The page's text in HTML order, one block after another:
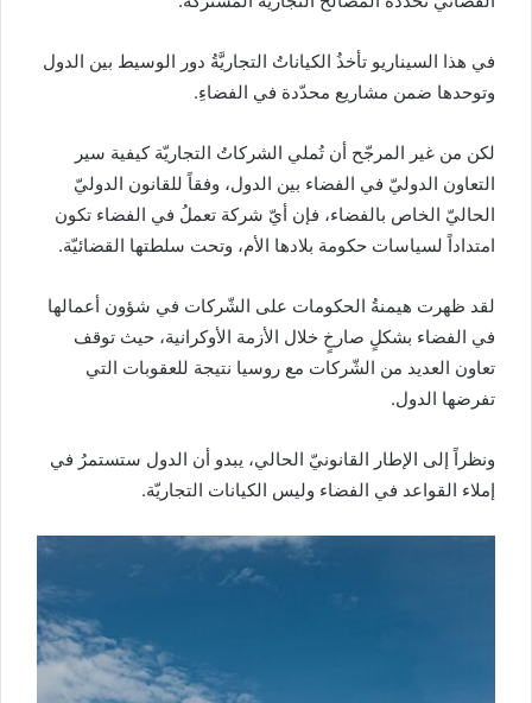
في هذا السيناريو تأخذُ الكياناتُ التجاريَّةُ دور الوسيط بين الدول
وتوحدها ضمن مشاريع محدّدة في الفضاءِ.
لكن من غير المرجّح أن تُملي الشركاتُ التجاريّة كيفية سير
التعاون الدوليّ في الفضاء بين الدول، وفقاً للقانون الدوليّ
الحاليّ الخاص بالفضاء، فإن أيّ شركة تعملُ في الفضاء تكون
امتداداً لسياسات حكومة بلادها الأم، وتحت سلطتها القضائيّة.
لقد ظهرت هيمنةُ الحكومات على الشّركات في شؤون أعمالها
في الفضاء بشكلٍ صارخٍ خلال الأزمة الأوكرانية، حيث توقف
تعاون العديد من الشّركات مع روسيا نتيجة للعقوبات التي
تفرضها الدول.
ونظراً إلى الإطار القانونيّ الحالي، يبدو أن الدول ستستمرُ في
إملاء القواعد في الفضاء وليس الكيانات التجاريّة.